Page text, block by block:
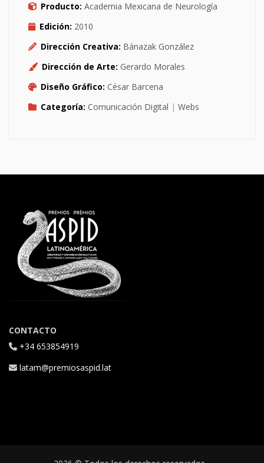
Producto: Academia Mexicana de Neurología
Edición: 2010
Dirección Creativa: Bánazak González
Dirección de Arte: Gerardo Morales
Diseño Gráfico: César Barcena
Categoría: Comunicación Digital | Webs
CONTACTO
+34 653854919
latam@premiosaspid.lat